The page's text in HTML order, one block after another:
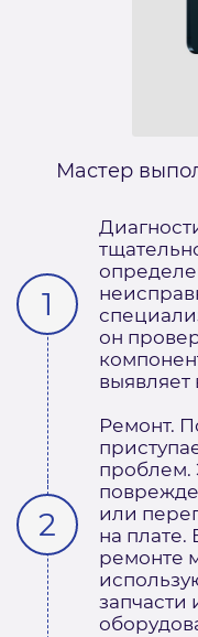
Мастер
он
Ремонт.
проблем.
или
на плате.
ремонте
запчасти